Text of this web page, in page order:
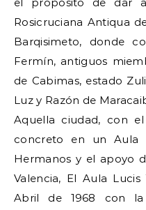
Rosicruciana Antiqua
Barqisimeto, donde
Fermín, antiguos
de Cabimas, estado
Luz y Razón de
Aquella ciudad, con
concreto en un Aula
Hermanos y el apoyo
Valencia, El Aula
Abril de 1968 con la